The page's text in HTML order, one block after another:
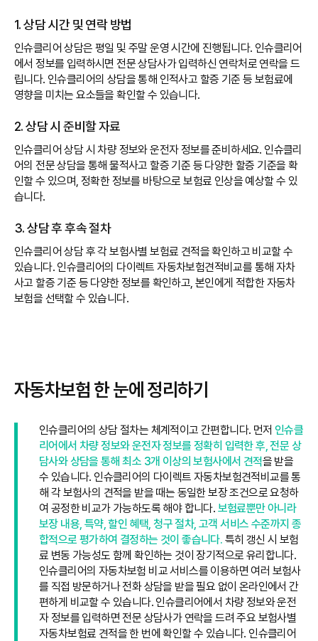
1. 상담 시간 및 연락 방법
인슈클리어 상담은 평일 및 주말 운영 시간에 진행됩니다. 인슈클리어
에서 정보를 입력하시면 전문 상담사가 입력하신 연락처로 연락을 드
립니다. 인슈클리어의 상담을 통해 인적사고 할증 기준 등 보험료에
영향을 미치는 요소들을 확인할 수 있습니다.
2. 상담 시 준비할 자료
인슈클리어 상담 시 차량 정보와 운전자 정보를 준비하세요. 인슈클리
어의 전문 상담을 통해 물적사고 할증 기준 등 다양한 할증 기준을 확
인할 수 있으며, 정확한 정보를 바탕으로 보험료 인상을 예상할 수 있
습니다.
3. 상담 후 후속 절차
인슈클리어 상담 후 각 보험사별 보험료 견적을 확인하고 비교할 수
있습니다. 인슈클리어의 다이렉트 자동차보험견적비교를 통해 자차
사고 할증 기준 등 다양한 정보를 확인하고, 본인에게 적합한 자동차
보험을 선택할 수 있습니다.
자동차보험 한 눈에 정리하기
인슈클리어의 상담 절차는 체계적이고 간편합니다. 먼저 인슈클
리어에서 차량 정보와 운전자 정보를 정확히 입력한 후, 전문 상
담사와 상담을 통해 최소 3개 이상의 보험사에서 견적을 받을
수 있습니다. 인슈클리어의 다이렉트 자동차보험견적비교를 통
해 각 보험사의 견적을 받을 때는 동일한 보장 조건으로 요청하
여 공정한 비교가 가능하도록 해야 합니다. 보험료뿐만 아니라
보장 내용, 특약, 할인 혜택, 청구 절차, 고객 서비스 수준까지 종
합적으로 평가하여 결정하는 것이 좋습니다. 특히 갱신 시 보험
료 변동 가능성도 함께 확인하는 것이 장기적으로 유리합니다.
인슈클리어의 자동차보험 비교 서비스를 이용하면 여러 보험사
를 직접 방문하거나 전화 상담을 받을 필요 없이 온라인에서 간
편하게 비교할 수 있습니다. 인슈클리어에서 차량 정보와 운전
자 정보를 입력하면 전문 상담사가 연락을 드려 주요 보험사별
자동차보험료 견적을 한 번에 확인할 수 있습니다. 인슈클리어